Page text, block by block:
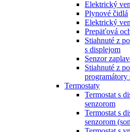
Elektrický
Plynové čidlá
Elektrický
Prepäťová
Stiahnuté z
s displejom
Senzor
Stiahnuté z
programátory
Termostaty
Termostat s
senzorom
Termostat s
senzorom